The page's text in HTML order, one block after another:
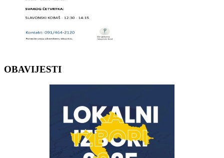
OBAVIJESTI